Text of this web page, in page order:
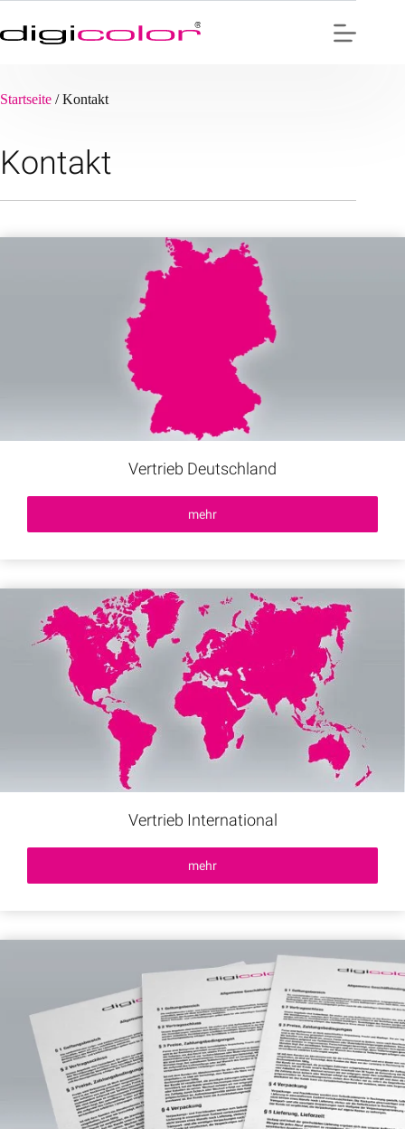
Inhalt
springen
Startseite /Kontakt
Kontakt
Vertrieb Deutschland
mehr
Vertrieb International
mehr